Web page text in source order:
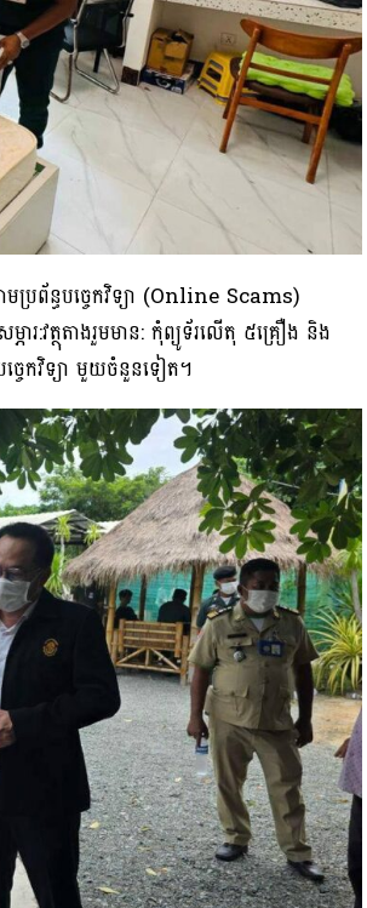
មប្រព័ន្ធបច្ចេកវិទ្យា (Online Scams)
:វត្ថុតាងរួមមាន: កុំព្យូទ័រលើតុ ៥គ្រឿង និង
ចេកវិទ្យា មួយចំនួនទៀត។